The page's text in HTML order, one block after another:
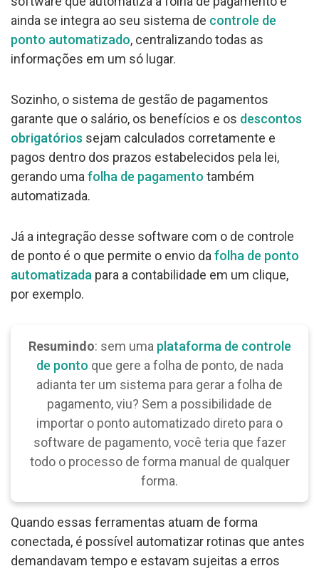
ainda se integra ao seu sistema de controle de
ponto automatizado, centralizando todas as
informações em um só lugar.
Sozinho, o sistema de gestão de pagamentos
garante que o salário, os benefícios e os descontos
obrigatórios sejam calculados corretamente e
pagos dentro dos prazos estabelecidos pela lei,
gerando uma folha de pagamento também
automatizada.
Já a integração desse software com o de controle
de ponto é o que permite o envio da folha de ponto
automatizada para a contabilidade em um clique,
por exemplo.
Resumindo: sem uma plataforma de controle
de ponto que gere a folha de ponto, de nada
adianta ter um sistema para gerar a folha de
pagamento, viu? Sem a possibilidade de
importar o ponto automatizado direto para o
software de pagamento, você teria que fazer
todo o processo de forma manual de qualquer
forma.
Quando essas ferramentas atuam de forma
conectada, é possível automatizar rotinas que antes
demandavam tempo e estavam sujeitas a erros